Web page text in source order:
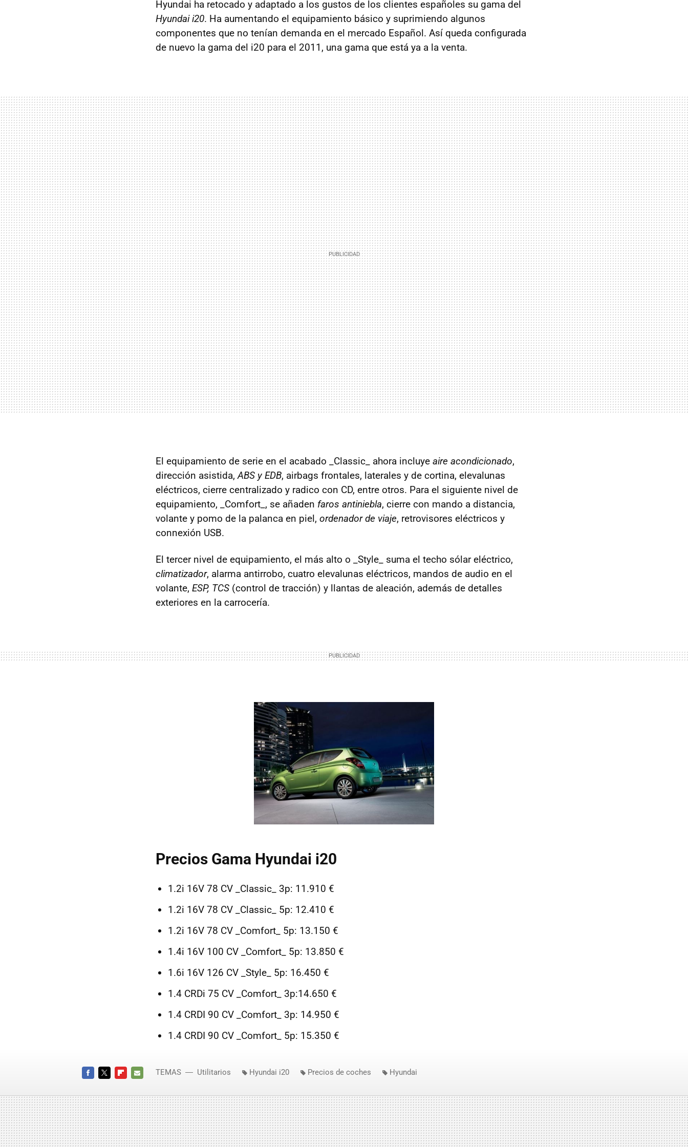
Hyundai ha retocado y adaptado a los gustos de los clientes españoles su gama del
Hyundai i20. Ha aumentando el equipamiento básico y suprimiendo algunos
componentes que no tenían demanda en el mercado Español. Así queda configurada
de nuevo la gama del i20 para el 2011, una gama que está ya a la venta.
El equipamiento de serie en el acabado _Classic_ ahora incluye aire acondicionado,
dirección asistida,ABS y EDB, airbags frontales, laterales y de cortina, elevalunas
eléctricos, cierre centralizado y radico con CD, entre otros. Para el siguiente nivel de
equipamiento, _Comfort_, se añaden faros antiniebla, cierre con mando a distancia,
volante y pomo de la palanca en piel, ordenador de viaje, retrovisores eléctricos y
connexión USB.
El tercer nivel de equipamiento, el más alto o _Style_ suma el techo sólar eléctrico,
climatizador, alarma antirrobo, cuatro elevalunas eléctricos, mandos de audio en el
volante, ESP, TCS (control de tracción) y llantas de aleación, además de detalles
exteriores en la carrocería.
Precios Gama Hyundai i20
1.2i 16V 78 CV _Classic_ 3p: 11.910 €
1.2i 16V 78 CV _Classic_ 5p: 12.410 €
1.2i 16V 78 CV _Comfort_ 5p: 13.150 €
1.4i 16V 100 CV _Comfort_ 5p: 13.850 €
1.6i 16V 126 CV _Style_ 5p: 16.450 €
1.4 CRDi 75 CV _Comfort_ 3p:14.650 €
1.4 CRDI 90 CV _Comfort_ 3p: 14.950 €
1.4 CRDI 90 CV _Comfort_ 5p: 15.350 €
MAIL
TEMAS Utilitarios Hyundai i20 Precios de coches Hyundai